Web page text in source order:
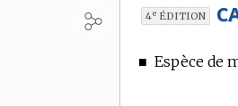
4e ÉDITION
■ Espèce de